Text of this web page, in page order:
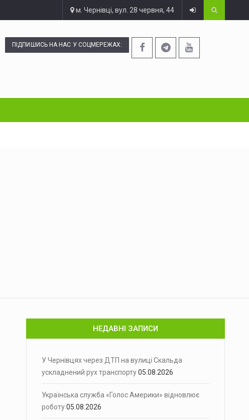
м. Чернівці, вул. 28 червня, 44
ПІДПИШИСЬ НА НАС У СОЦМЕРЕЖАХ:
НЕДАВНІ ЗАПИСИ
У Чернівцях через ДТП на вулиці Скальда
ускладнений рух транспорту05.08.2026
Українська служба «Голос Америки» відновлює
роботу05.08.2026